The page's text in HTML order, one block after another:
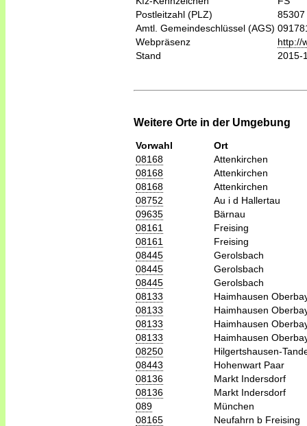
Postleitzahl (PLZ)
85307
Amtl. Gemeindeschlüssel (AGS)
Webpräsenz
http://
Stand
2015-
Weitere Orte in der Umgebung
Vorwahl
Ort
08168
Attenkirchen
08168
Attenkirchen
08168
Attenkirchen
08752
Au i d Hallertau
09635
Bärnau
08161
Freising
08161
Freising
08445
Gerolsbach
08445
Gerolsbach
08445
Gerolsbach
08133
Haimhausen
08133
Haimhausen
08133
Haimhausen
08133
Haimhausen
08250
Hilgertshausen-
08443
Hohenwart Paar
08136
Markt Indersdorf
08136
Markt Indersdorf
089
München
08165
Neufahrn b Freising